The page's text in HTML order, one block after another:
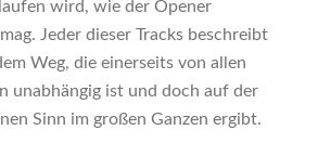
wird, wie der Opener
Jeder dieser Tracks beschreibt
Weg, die einerseits von allen
unabhängig ist und doch auf der
Sinn im großen Ganzen ergibt.